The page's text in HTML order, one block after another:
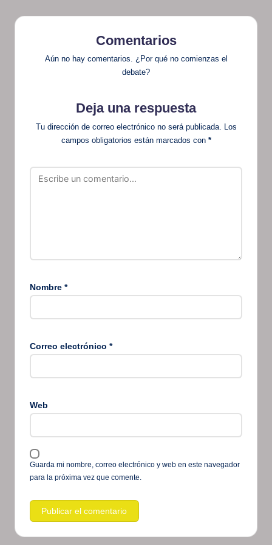
Comentarios
Aún no hay comentarios. ¿Por qué no comienzas el
debate?
Deja una respuesta
Tu dirección de correo electrónico no será publicada. Los
campos obligatorios están marcados con *
Nombre *
Correo electrónico *
Web
Guarda mi nombre, correo electrónico y web en este navegador
para la próxima vez que comente.